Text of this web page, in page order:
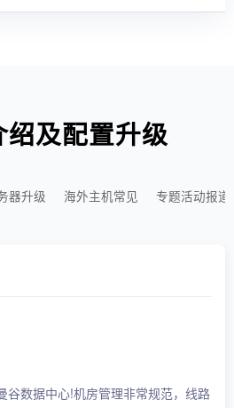
绍及配置升级
器升级 海外主机常见 专题活动报道
数据中心!机房管理非常规范，线路